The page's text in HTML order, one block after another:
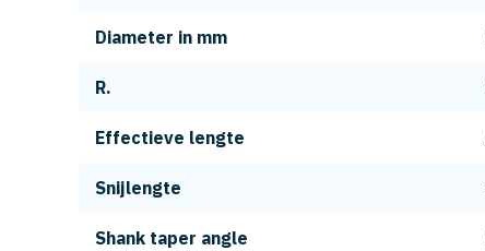
Diameter in mm
R.
Effectieve lengte
Snijlengte
Shank taper angle